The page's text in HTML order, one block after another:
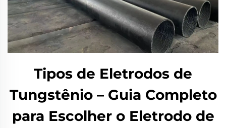
Tipos de Eletrodos de
Tungstênio – Guia Completo
para Escolher o Eletrodo de